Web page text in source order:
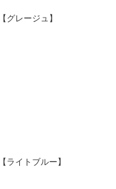
【グレージュ】
【ライトブルー】